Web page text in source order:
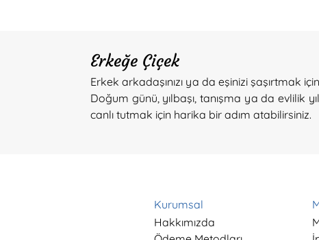
Erkeğe Çiçek
Erkek arkadaşınızı ya da eşinizi şaşırtmak
Doğum günü, yılbaşı, tanışma ya da evlilik
canlı tutmak için harika bir adım atabilirsiniz.
Kurumsal
Hakkımızda